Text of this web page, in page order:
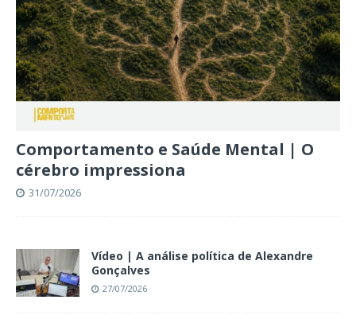
Comportamento e Saúde Mental | O
cérebro impressiona
31/07/2026
Vídeo | A análise política de Alexandre
Gonçalves
27/07/2026